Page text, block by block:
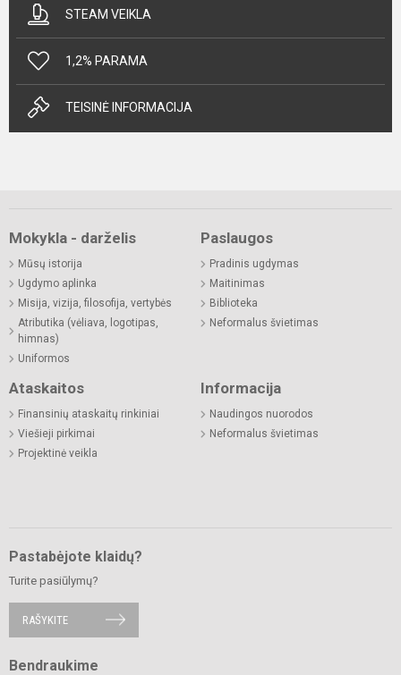
STEAM VEIKLA
1,2% PARAMA
TEISINĖ INFORMACIJA
Mokykla - darželis
Mūsų istorija
Ugdymo aplinka
Misija, vizija, filosofija, vertybės
Atributika (vėliava, logotipas,
himnas)
Uniformos
Paslaugos
Pradinis ugdymas
Maitinimas
Biblioteka
Neformalus švietimas
Ataskaitos
Finansinių ataskaitų rinkiniai
Viešieji pirkimai
Projektinė veikla
Informacija
Naudingos nuorodos
Neformalus švietimas
Pastabėjote klaidų?
Turite pasiūlymų?
RAŠYKITE
Bendraukime